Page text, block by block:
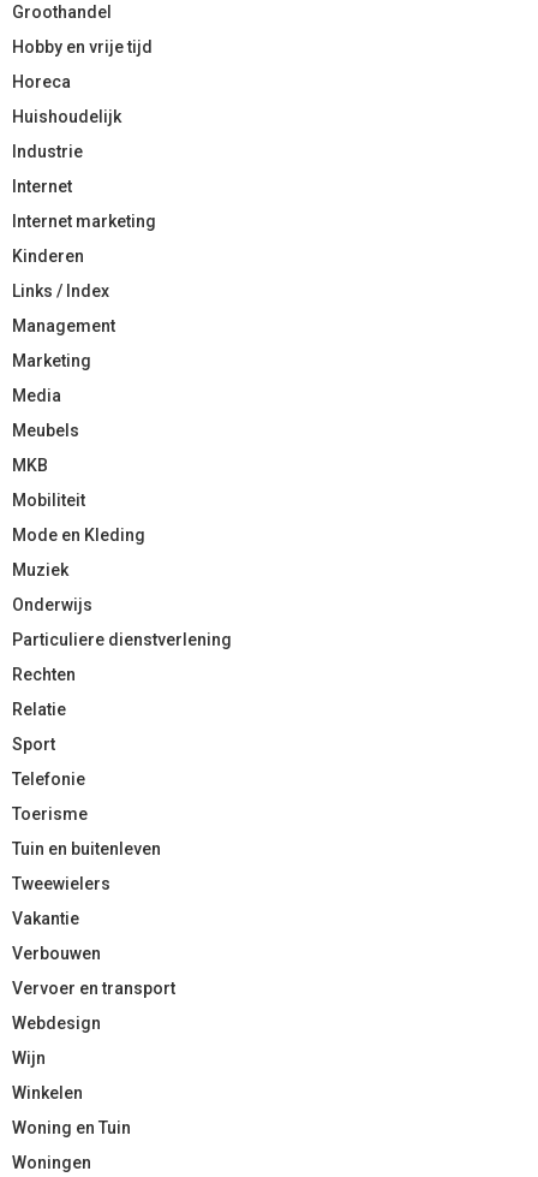
Groothandel
Hobby en vrije tijd
Horeca
Huishoudelijk
Industrie
Internet
Internet marketing
Kinderen
Links / Index
Management
Marketing
Media
Meubels
MKB
Mobiliteit
Mode en Kleding
Muziek
Onderwijs
Particuliere dienstverlening
Rechten
Relatie
Sport
Telefonie
Toerisme
Tuin en buitenleven
Tweewielers
Vakantie
Verbouwen
Vervoer en transport
Webdesign
Wijn
Winkelen
Woning en Tuin
Woningen